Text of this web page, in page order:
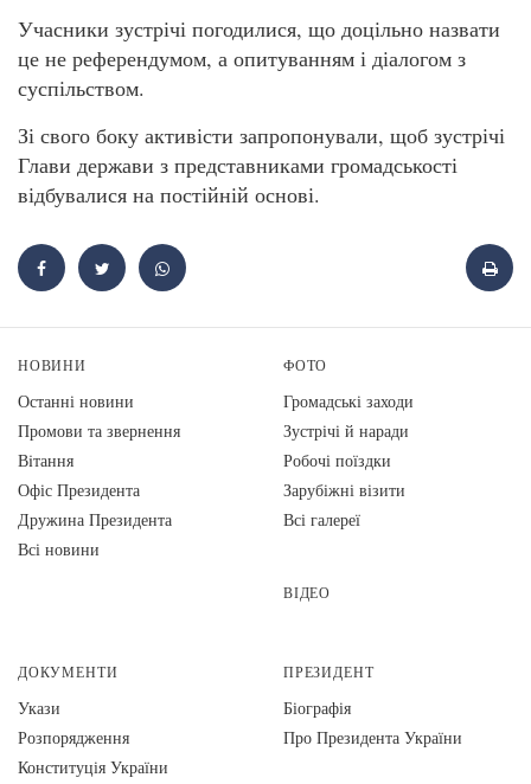
Учасники зустрічі погодилися, що доцільно назвати
це не референдумом, а опитуванням і діалогом з
суспільством.
Зі свого боку активісти запропонували, щоб зустрічі
Глави держави з представниками громадськості
відбувалися на постійній основі.
НОВИНИ
Останні новини
Промови та звернення
Вiтання
Офіс Президента
Дружина Президента
Всі новини
ФОТО
Громадські заходи
Зустрічі й наради
Робочі поїздки
Зарубіжні візити
Всі галереї
ВІДЕО
ДОКУМЕНТИ
Укази
Розпорядження
Конституція України
ПРЕЗИДЕНТ
Біографія
Про Президента України